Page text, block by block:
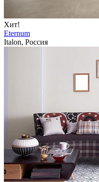
Хит!
Eternum
Italon, Россия